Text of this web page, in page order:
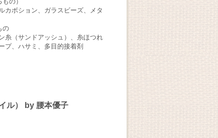
カボション、ガラスビーズ、メタ
の
糸（サンドアッシュ）、糸ほつれ
プ、ハサミ、多目的接着剤
ル） by 腰本優子